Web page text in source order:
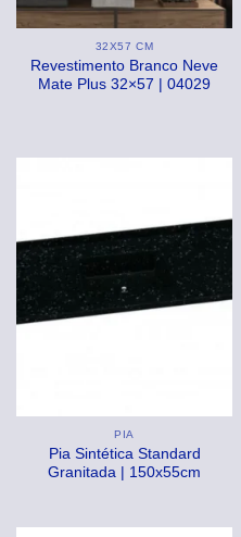
32X57 CM
Revestimento Branco Neve
Mate Plus 32×57 | 04029
PIA
Pia Sintética Standard
Granitada | 150x55cm